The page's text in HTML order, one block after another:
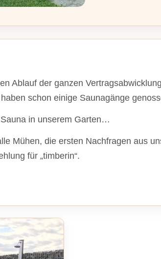
Ablauf der ganzen
schon einige Saunagänge
in unserem Garten…
Mühen, die ersten Nachfragen aus
für „timberin“.